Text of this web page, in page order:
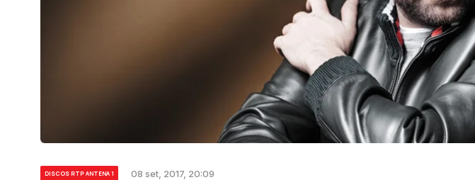
DISCOS RTP ANTENA 1 08 set, 2017, 20:09